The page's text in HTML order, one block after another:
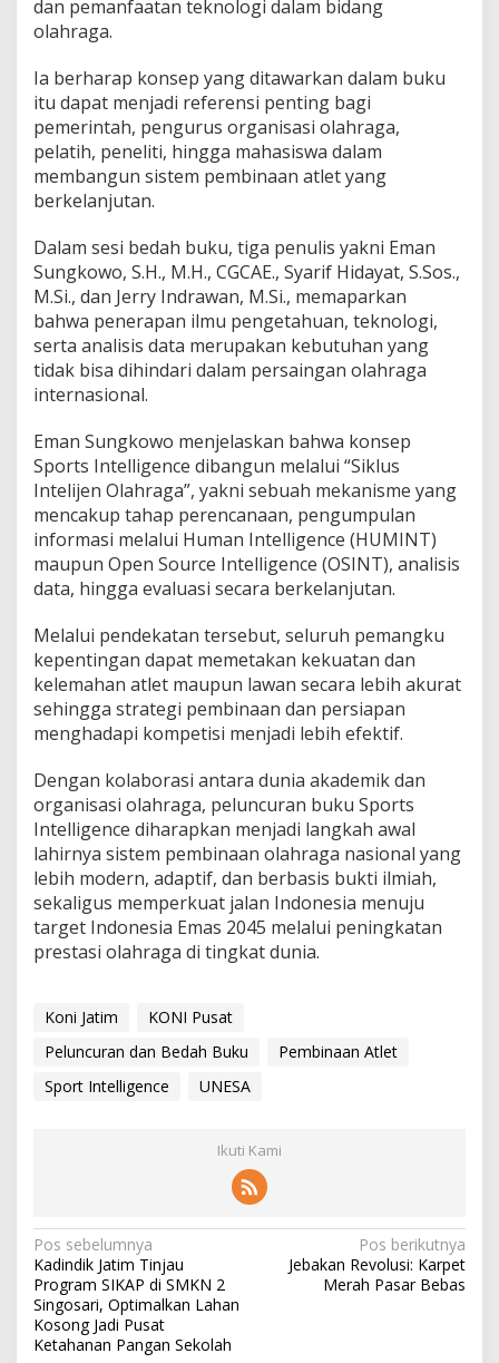
dan pemanfaatan teknologi dalam bidang
olahraga.
Ia berharap konsep yang ditawarkan dalam buku
itu dapat menjadi referensi penting bagi
pemerintah, pengurus organisasi olahraga,
pelatih, peneliti, hingga mahasiswa dalam
membangun sistem pembinaan atlet yang
berkelanjutan.
Dalam sesi bedah buku, tiga penulis yakni Eman
Sungkowo, S.H., M.H., CGCAE., Syarif Hidayat, S.Sos.,
M.Si., dan Jerry Indrawan, M.Si., memaparkan
bahwa penerapan ilmu pengetahuan, teknologi,
serta analisis data merupakan kebutuhan yang
tidak bisa dihindari dalam persaingan olahraga
internasional.
Eman Sungkowo menjelaskan bahwa konsep
Sports Intelligence dibangun melalui “Siklus
Intelijen Olahraga”, yakni sebuah mekanisme yang
mencakup tahap perencanaan, pengumpulan
informasi melalui Human Intelligence (HUMINT)
maupun Open Source Intelligence (OSINT), analisis
data, hingga evaluasi secara berkelanjutan.
Melalui pendekatan tersebut, seluruh pemangku
kepentingan dapat memetakan kekuatan dan
kelemahan atlet maupun lawan secara lebih akurat
sehingga strategi pembinaan dan persiapan
menghadapi kompetisi menjadi lebih efektif.
Dengan kolaborasi antara dunia akademik dan
organisasi olahraga, peluncuran buku Sports
Intelligence diharapkan menjadi langkah awal
lahirnya sistem pembinaan olahraga nasional yang
lebih modern, adaptif, dan berbasis bukti ilmiah,
sekaligus memperkuat jalan Indonesia menuju
target Indonesia Emas 2045 melalui peningkatan
prestasi olahraga di tingkat dunia.
Koni Jatim
KONI Pusat
Peluncuran dan Bedah Buku
Pembinaan Atlet
Sport Intelligence
UNESA
Ikuti Kami
N
a
v
i
Pos sebelumnya
Kadindik Jatim Tinjau
Program SIKAP di SMKN 2
Singosari, Optimalkan Lahan
Kosong Jadi Pusat
Ketahanan Pangan Sekolah
Pos berikutnya
Jebakan Revolusi: Karpet
Merah Pasar Bebas